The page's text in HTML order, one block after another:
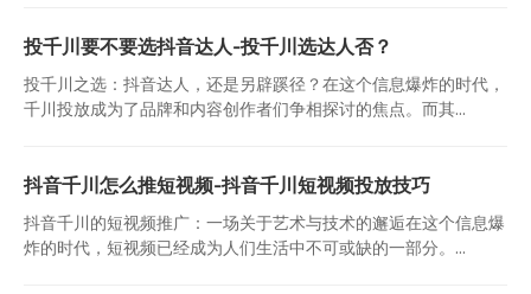
投千川要不要选抖音达人-投千川选达人否？
投千川之选：抖音达人，还是另辟蹊径？在这个信息爆炸的时代，
千川投放成为了品牌和内容创作者们争相探讨的焦点。而其...
抖音千川怎么推短视频-抖音千川短视频投放技巧
抖音千川的短视频推广：一场关于艺术与技术的邂逅在这个信息爆
炸的时代，短视频已经成为人们生活中不可或缺的一部分。...